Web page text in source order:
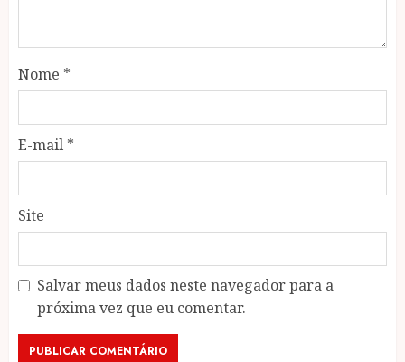
Nome *
E-mail *
Site
Salvar meus dados neste navegador para a
próxima vez que eu comentar.